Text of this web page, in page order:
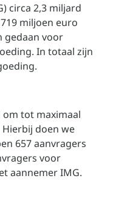
circa 2,3 miljard
miljoen euro
gedaan voor
In totaal zijn
tot maximaal
Hierbij doen we
657 aanvragers
voor
aannemer IMG.